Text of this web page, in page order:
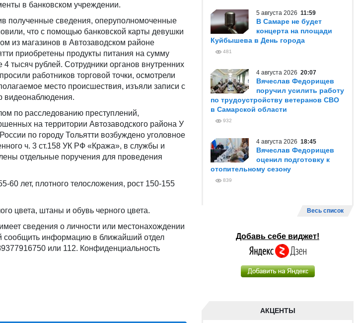
в банковском учреждении.
полученные сведения, оперуполномоченные
что с помощью банковской карты девушки
из магазинов в Автозаводском районе
приобретены продукты питания на сумму
4 тысяч рублей. Сотрудники органов внутренних
работников торговой точки, осмотрели
место происшествия, изъяли записи с
видеонаблюдения.
по расследованию преступлений,
на территории Автозаводского района У
по городу Тольятти возбуждено уголовное
ч. 3 ст.158 УК РФ «Кража», в службы и
отдельные поручения для проведения
60 лет, плотного телосложения, рост 150-155
цвета, штаны и обувь черного цвета.
сведения о личности или местонахождении
сообщить информацию в ближайший отдел
или 112. Конфиденциальность
5 августа 2026 11:59
В Самаре не будет
концерта на площади
Куйбышева в День города
481
4 августа 2026 20:07
Вячеслав Федорищев
поручил усилить работу
по трудоустройству ветеранов СВО
в Самарской области
932
4 августа 2026 18:45
Вячеслав Федорищев
оценил подготовку к
отопительному сезону
839
Весь список
Добавь себе виджет!
АКЦЕНТЫ